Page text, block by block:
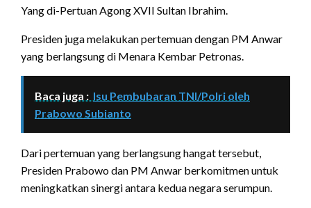
Yang di-Pertuan Agong XVII Sultan Ibrahim.
Presiden juga melakukan pertemuan dengan PM Anwar
yang berlangsung di Menara Kembar Petronas.
Baca juga : Isu Pembubaran TNI/Polri oleh
Prabowo Subianto
Dari pertemuan yang berlangsung hangat tersebut,
Presiden Prabowo dan PM Anwar berkomitmen untuk
meningkatkan sinergi antara kedua negara serumpun.